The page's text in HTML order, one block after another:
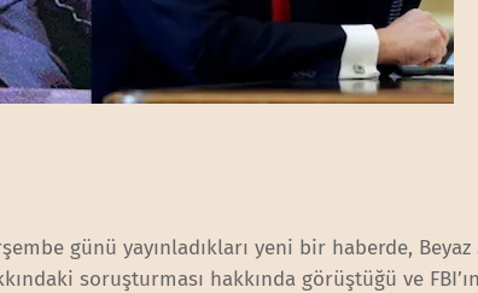
günü yayınladıkları yeni bir haberde, Beyaz
soruşturması hakkında görüştüğü ve